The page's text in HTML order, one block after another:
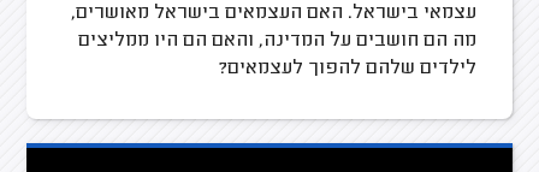
עצמאי בישראל. האם העצמאים בישראל מאושרים,
מה הם חושבים על המדינה, והאם הם היו ממליצים
לילדים שלהם להפוך לעצמאים?